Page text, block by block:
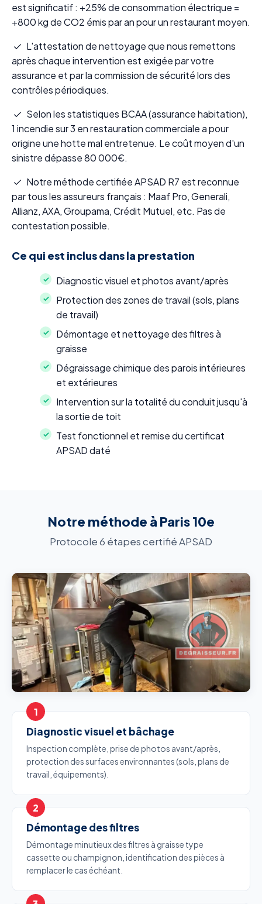
est significatif : +25% de consommation électrique =
+800 kg de CO2 émis par an pour un restaurant moyen.
L'attestation de nettoyage que nous remettons
après chaque intervention est exigée par votre
assurance et par la commission de sécurité lors des
contrôles périodiques.
Selon les statistiques BCAA (assurance habitation),
1 incendie sur 3 en restauration commerciale a pour
origine une hotte mal entretenue. Le coût moyen d'un
sinistre dépasse 80 000€.
Notre méthode certifiée APSAD R7 est reconnue
par tous les assureurs français : Maaf Pro, Generali,
Allianz, AXA, Groupama, Crédit Mutuel, etc. Pas de
contestation possible.
Ce qui est inclus dans la prestation
Diagnostic visuel et photos avant/après
Protection des zones de travail (sols, plans
de travail)
Démontage et nettoyage des filtres à
graisse
Dégraissage chimique des parois intérieures
et extérieures
Intervention sur la totalité du conduit jusqu'à
la sortie de toit
Test fonctionnel et remise du certificat
APSAD daté
Notre méthode à Paris 10e
Protocole 6 étapes certifié APSAD
Diagnostic visuel et bâchage
Inspection complète, prise de photos avant/après,
protection des surfaces environnantes (sols, plans de
travail, équipements).
Démontage des filtres
Démontage minutieux des filtres à graisse type
cassette ou champignon, identification des pièces à
remplacer le cas échéant.